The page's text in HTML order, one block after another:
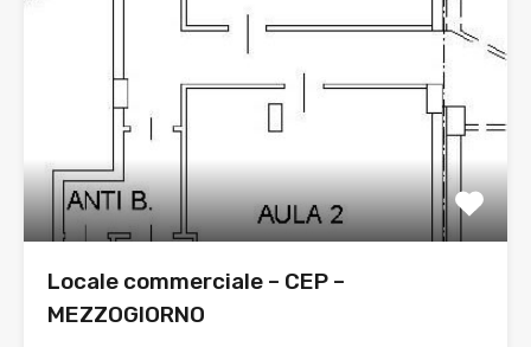
Locale commerciale – CEP –
MEZZOGIORNO